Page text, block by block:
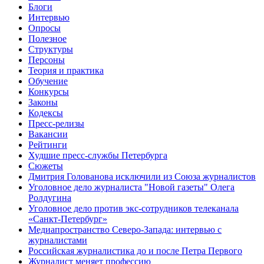
Блоги
Интервью
Опросы
Полезное
Структуры
Персоны
Теория и практика
Обучение
Конкурсы
Законы
Кодексы
Пресс-релизы
Вакансии
Рейтинги
Худшие пресс-службы Петербурга
Сюжеты
Дмитрия Голованова исключили из Союза журналистов
Уголовное дело журналиста "Новой газеты" Олега
Ролдугина
Уголовное дело против экс-сотрудников телеканала
«Санкт-Петербург»
Медиапространство Северо-Запада: интервью с
журналистами
Российская журналистика до и после Петра Первого
Журналист меняет профессию